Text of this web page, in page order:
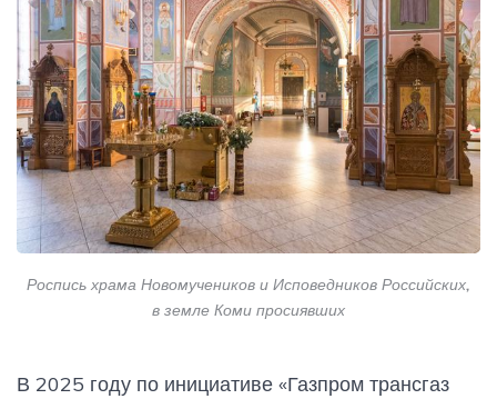
Роспись храма Новомучеников и Исповедников Российских,
в земле Коми просиявших
В 2025 году по инициативе «Газпром трансгаз